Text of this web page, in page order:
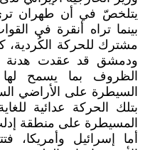
يتلخصّ في أن طهران ترى
بينما تراه أنقرة في
مشترك للحركة
ودمشق قد عقدت هدنة
الظروف بما يسمح لها
السيطرة على الأراضي
بتلك الحركة عدائية
المسيطرة على منطقة
أما إسرائيل وأمريكا،